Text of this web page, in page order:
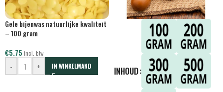
Gele bijenwas natuurlijke kwaliteit
– 100 gram
€5.75 incl. btw
- + IN WINKELMAND INHOUD